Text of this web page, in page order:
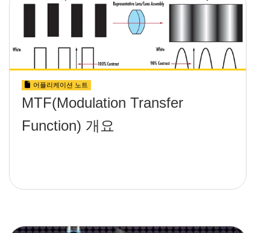
어플리케이션 노트
MTF(Modulation Transfer
Function) 개요